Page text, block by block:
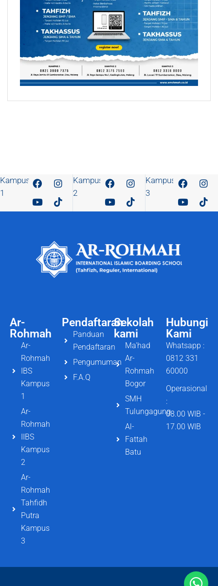
Kampus
1
Kampus
2
Kampus
3
Ar-
Rohmah
Ar-
Rohmah
IBS
Kampus
1
Ar-
Rohmah
IIBS
Kampus
2
Ar-
Rohmah
Tahfidh
Putra
Kampus
3
Pendaftaran
Panduan
Pendaftaran
Pengumuman
F.A.Q
Hubungi
Kami
Whatsapp :
0812 331
60000
Operasional
:
08.00 WIB -
17.00 WIB
Sekolah
kami
Ma'had
Ar-
Rohmah
Bogor
SMH
Tulungagung
Al-
Fattah
Batu